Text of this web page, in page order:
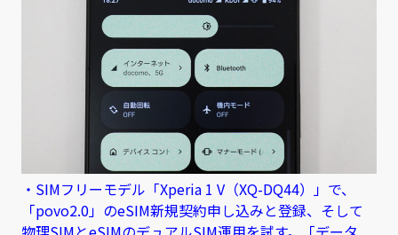
・SIMフリーモデル「Xperia 1 V（XQ-DQ44）」で、
「povo2.0」のeSIM新規契約申し込みと登録、そして